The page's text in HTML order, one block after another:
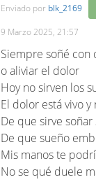
Enviado por blk_2169
9 Marzo 2025, 21:57
Siempre soñé con
o aliviar el dolor
Hoy no sirven los
El dolor está vivo
De que sirve
De que sueño
Mis manos te
No se qué duele